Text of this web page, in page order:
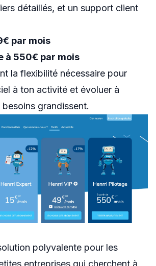
détaillés, et un support client
par mois
à 550€ par mois
la flexibilité nécessaire pour
à ton activité et évoluer à
grandissent.
polyvalente pour les
entreprises qui cherchent à